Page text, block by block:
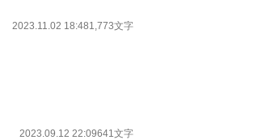
2023.11.02 18:481,773文字
2023.09.12 22:09641文字